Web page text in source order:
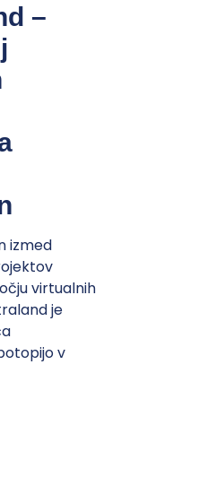
–
izmed
virtualnih
je
v